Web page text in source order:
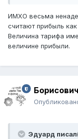
ИМХО весьма
считают прибыль
Величина тарифа
величине прибыли.
Борисович
Эдуард